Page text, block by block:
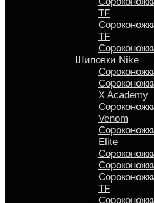
TF
TF
Шиповки Nike
X Academy
Venom
Elite
TF